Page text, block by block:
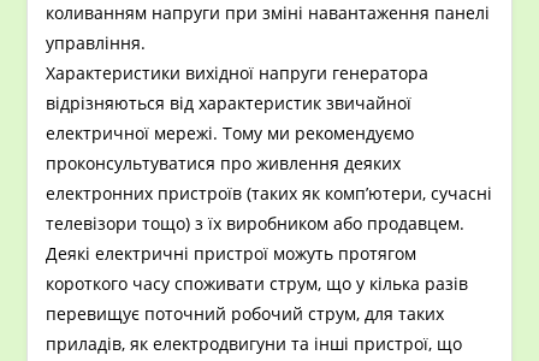
коливанням напруги при зміні навантаження панелі
управління.
Характеристики вихідної напруги генератора
відрізняються від характеристик звичайної
електричної мережі. Тому ми рекомендуємо
проконсультуватися про живлення деяких
електронних пристроїв (таких як комп’ютери, сучасні
телевізори тощо) з їх виробником або продавцем.
Деякі електричні пристрої можуть протягом
короткого часу споживати струм, що у кілька разів
перевищує поточний робочий струм, для таких
приладів, як електродвигуни та інші пристрої, що